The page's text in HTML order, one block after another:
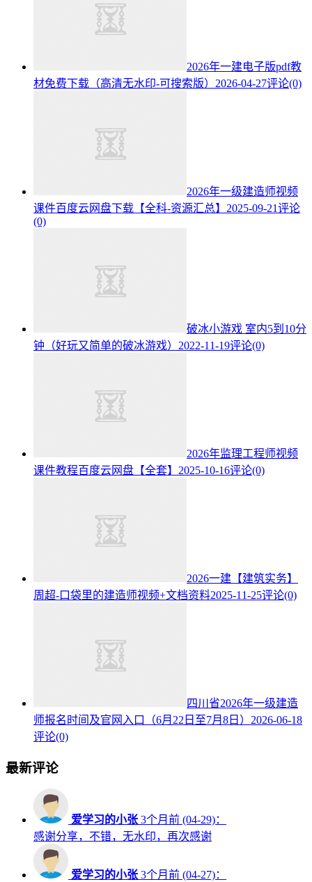
2026年一建电子版pdf教
材免费下载（高清无水印-可搜索版） 2026-04-27评论(0)
2026年一级建造师视频
课件百度云网盘下载【全科-资源汇总】 2025-09-21评论
(0)
破冰小游戏 室内5到10分
钟（好玩又简单的破冰游戏） 2022-11-19评论(0)
2026年监理工程师视频
课件教程百度云网盘【全套】 2025-10-16评论(0)
2026一建【建筑实务】
周超-口袋里的建造师视频+文档资料2025-11-25评论(0)
四川省2026年一级建造
师报名时间及官网入口（6月22日至7月8日） 2026-06-18
评论(0)
最新评论
爱学习的小张 3个月前 (04-29)：
感谢分享，不错，无水印，再次感谢
爱学习的小张 3个月前 (04-27)：